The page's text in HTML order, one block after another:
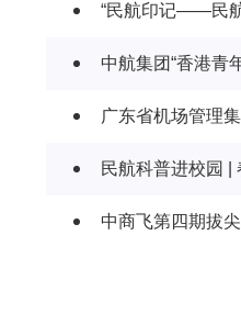
“民航印记——民
中航集团“香港青
广东省机场管理
民航科普进校园 |
中商飞第四期拔